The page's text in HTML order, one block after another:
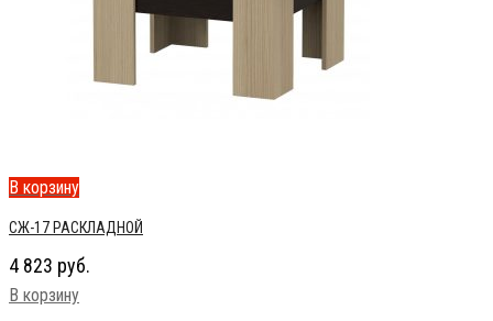
В корзину
СЖ-17 РАСКЛАДНОЙ
4 823 руб.
В корзину